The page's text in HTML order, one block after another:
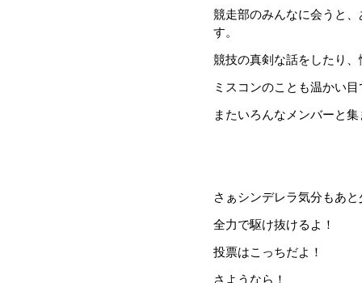
競走部のみんなに会うと
す。
競技の真剣な話をしたり
ミスコンのことも温かい
またいろんなメンバーと
さぁシンデレラ気分もあ
全力で駆け抜けるよ！
投票はこっちだよ！
さようなら！